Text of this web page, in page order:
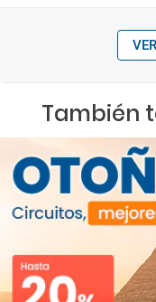
También